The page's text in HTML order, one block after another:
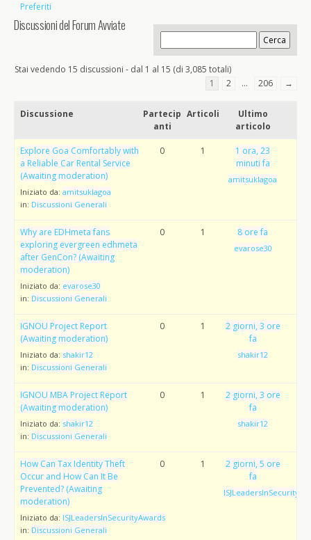
Preferiti
Discussioni del Forum Avviate
Stai vedendo 15 discussioni - dal 1 al 15 (di 3,085 totali)
1
2 … 206 →
Discussione
Partecip
anti
Articoli
Ultimo
articolo
Explore Goa Comfortably with
a Reliable Car Rental Service
(Awaiting moderation)
Iniziato da: amitsuklagoa
in: Discussioni Generali
0 1
1 ora, 23
minuti fa
amitsuklagoa
Why are EDHmeta fans
exploring evergreen edhmeta
after GenCon? (Awaiting
moderation)
Iniziato da: evarose30
in: Discussioni Generali
0 1 8 ore fa
evarose30
IGNOU Project Report
(Awaiting moderation)
Iniziato da: shakir12
in: Discussioni Generali
0 1
2 giorni, 3 ore
fa
shakir12
IGNOU MBA Project Report
(Awaiting moderation)
Iniziato da: shakir12
in: Discussioni Generali
0 1
2 giorni, 3 ore
fa
shakir12
How Can Tax Identity Theft
Occur and How Can It Be
Prevented? (Awaiting
moderation)
Iniziato da: ISJLeadersInSecurityAwards
in: Discussioni Generali
0 1
2 giorni, 5 ore
fa